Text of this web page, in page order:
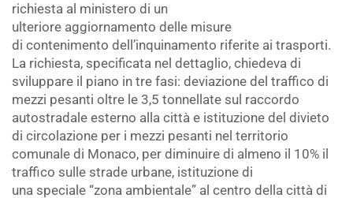
richiesta al ministero di un
ulteriore aggiornamento delle misure
di contenimento dell’inquinamento riferite ai trasporti.
La richiesta, specificata nel dettaglio, chiedeva di
sviluppare il piano in tre fasi: deviazione del traffico di
mezzi pesanti oltre le 3,5 tonnellate sul raccordo
autostradale esterno alla città e istituzione del divieto
di circolazione per i mezzi pesanti nel territorio
comunale di Monaco, per diminuire di almeno il 10% il
traffico sulle strade urbane, istituzione di
una speciale “zona ambientale” al centro della città di